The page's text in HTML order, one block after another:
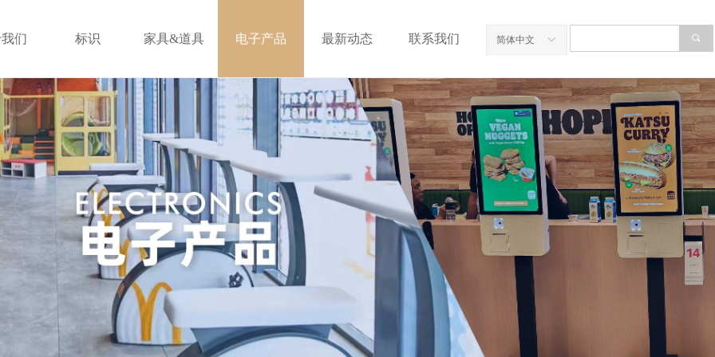
끠
们 标识 家具&道具 电子产品 最新动态 联系我们 ꀅ
简体中文